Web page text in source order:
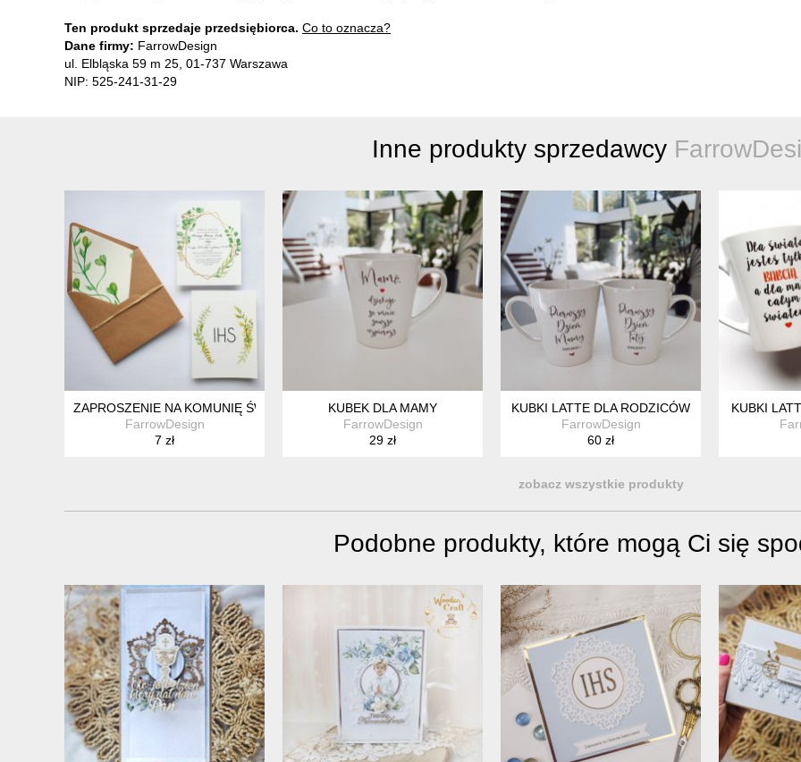
Ten produkt sprzedaje przedsiębiorca. Co to oznacza?
Dane firmy: FarrowDesign
ul. Elbląska 59 m 25, 01-737 Warszawa
NIP: 525-241-31-29
Inne produkty sprzedawcy
ZAPROSZENIE NA KOMUNIĘ ŚWIĘTĄ FD69
FarrowDesign
7 zł
KUBEK DLA MAMY
FarrowDesign
29 zł
KUBKI LATTE DLA RODZICÓW
FarrowDesign
60 zł
KUBKI
zobacz wszystkie produkty
Podobne produkty, które mogą Ci się